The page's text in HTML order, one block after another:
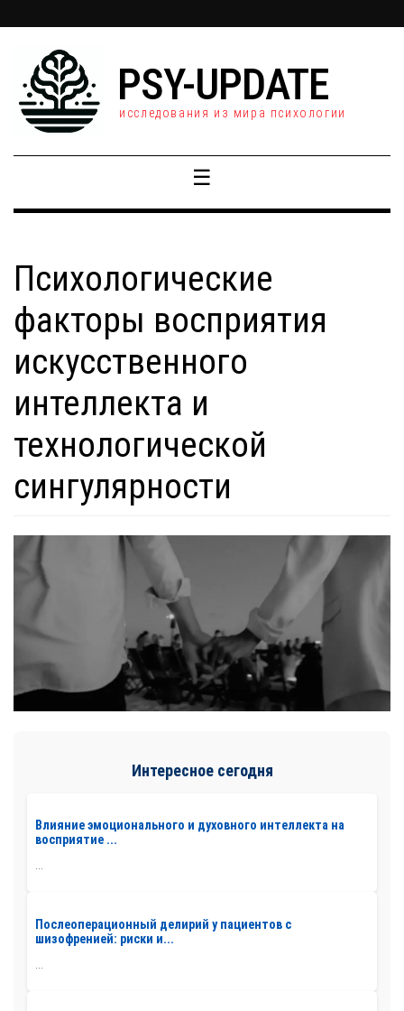
PSY-UPDATE
исследования из мира психологии
☰
Психологические
факторы восприятия
искусственного
интеллекта и
технологической
сингулярности
Интересное сегодня
Влияние эмоционального и духовного интеллекта на
восприятие ...
...
Послеоперационный делирий у пациентов с
шизофренией: риски и...
...